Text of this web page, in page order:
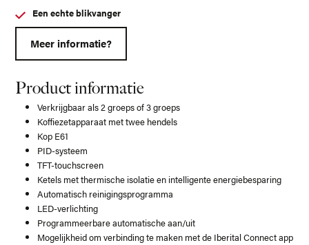
Een echte blikvanger
Meer informatie?
Product informatie
Verkrijgbaar als 2 groeps of 3 groeps
Koffiezetapparaat met twee hendels
Kop E61
PID-systeem
TFT-touchscreen
Ketels met thermische isolatie en intelligente energiebesparing
Automatisch reinigingsprogramma
LED-verlichting
Programmeerbare automatische aan/uit
Mogelijkheid om verbinding te maken met de Iberital Connect app